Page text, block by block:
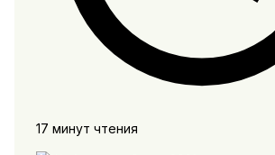
17 минут чтения